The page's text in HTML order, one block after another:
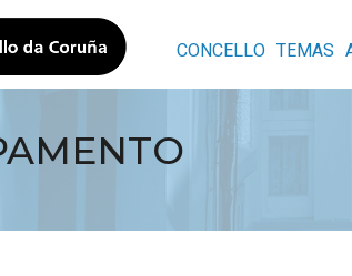
CONCELLO TEMAS